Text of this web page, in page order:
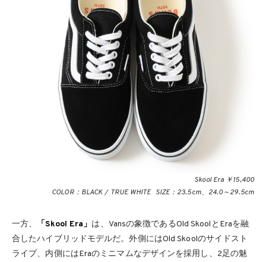
Skool Era ￥15,400
COLOR：BLACK / TRUE WHITE SIZE：23.5cm、24.0～29.5cm
一方、 「Skool Era」 は、Vansの象徴であるOld SkoolとEraを融
合したハイブリッドモデルだ。外側にはOld Skoolのサイドスト
ライプ、内側にはEraのミニマムなデザインを採用し、2足の魅